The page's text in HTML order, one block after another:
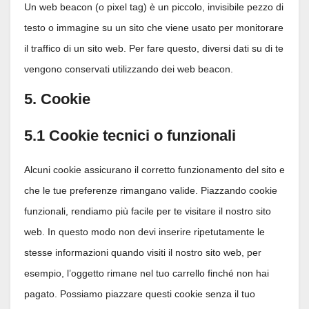
Un web beacon (o pixel tag) è un piccolo, invisibile pezzo di
testo o immagine su un sito che viene usato per monitorare
il traffico di un sito web. Per fare questo, diversi dati su di te
vengono conservati utilizzando dei web beacon.
5. Cookie
5.1 Cookie tecnici o funzionali
Alcuni cookie assicurano il corretto funzionamento del sito e
che le tue preferenze rimangano valide. Piazzando cookie
funzionali, rendiamo più facile per te visitare il nostro sito
web. In questo modo non devi inserire ripetutamente le
stesse informazioni quando visiti il nostro sito web, per
esempio, l’oggetto rimane nel tuo carrello finché non hai
pagato. Possiamo piazzare questi cookie senza il tuo